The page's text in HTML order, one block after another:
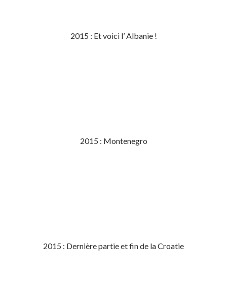
2015 : Et voici l’ Albanie !
2015 : Montenegro
2015 : Dernière partie et fin de la Croatie